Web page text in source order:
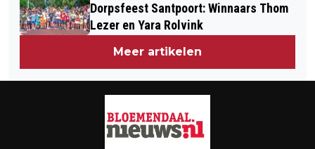
Dorpsfeest Santpoort: Winnaars Thom
Lezer en Yara Rolvink
Meer artikelen